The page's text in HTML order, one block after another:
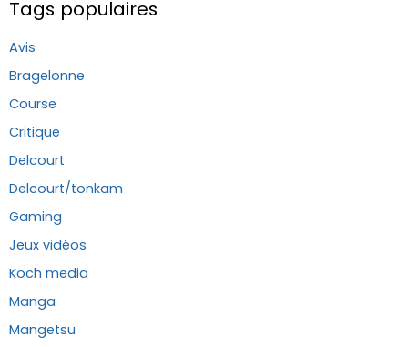
Tags populaires
Avis
Bragelonne
Course
Critique
Delcourt
Delcourt/tonkam
Gaming
Jeux vidéos
Koch media
Manga
Mangetsu